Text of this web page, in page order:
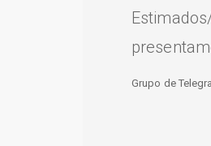
Grupo de